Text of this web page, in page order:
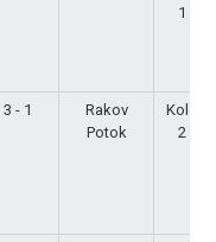
1
3 - 1
Rakov
Potok
Kolo
2